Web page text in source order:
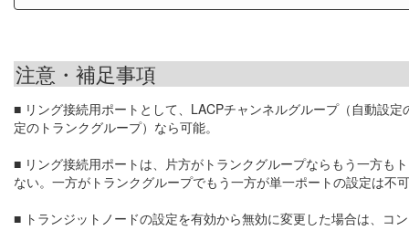
注意・補足事項
■ リング接続用ポートとして、LACPチャンネルグループ（自動設
定のトランクグループ）なら可能。
■ リング接続用ポートは、片方がトランクグループならもう一方も
ない。一方がトランクグループでもう一方が単一ポートの設定は不
■ トランジットノードの設定を有効から無効に変更した場合は、コ